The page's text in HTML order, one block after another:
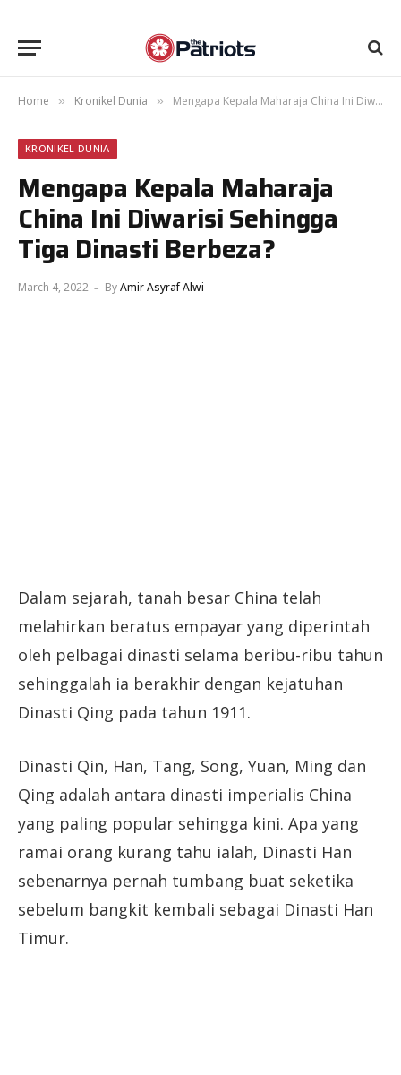
Home » Kronikel Dunia » Mengapa Kepala Maharaja China Ini Diwarisi Sehingga Tiga Dinasti Berbeza?
KRONIKEL DUNIA
Mengapa Kepala Maharaja
China Ini Diwarisi Sehingga
Tiga Dinasti Berbeza?
March 4, 2022 ByAmir Asyraf Alwi
Dalam sejarah, tanah besar China telah
melahirkan beratus empayar yang diperintah
oleh pelbagai dinasti selama beribu-ribu tahun
sehinggalah ia berakhir dengan kejatuhan
Dinasti Qing pada tahun 1911.
Dinasti Qin, Han, Tang, Song, Yuan, Ming dan
Qing adalah antara dinasti imperialis China
yang paling popular sehingga kini. Apa yang
ramai orang kurang tahu ialah, Dinasti Han
sebenarnya pernah tumbang buat seketika
sebelum bangkit kembali sebagai Dinasti Han
Timur.